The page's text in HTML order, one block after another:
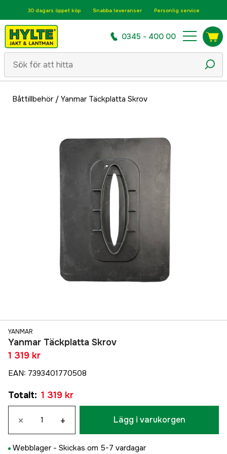
30 dagars öppet köp Snabba leveranser Personlig service
0345 - 400 00
Båttillbehör/ Yanmar Täckplatta Skrov
YANMAR
Yanmar Täckplatta Skrov
1 319 kr
EAN: 7393401770508
Totalt: 1 319 kr
× + Lägg i varukorgen
Webblager - Skickas om 5-7 vardagar